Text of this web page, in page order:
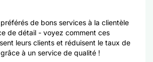
de bons services à la clientèle
de détail - voyez comment ces
leurs clients et réduisent le taux de
à un service de qualité !